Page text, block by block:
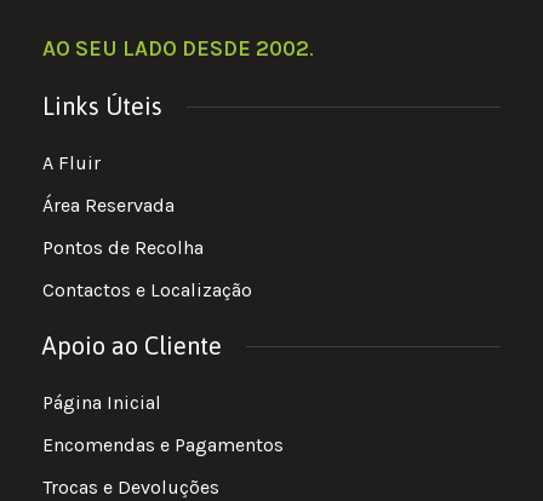
AO SEU LADO DESDE 2002.
Links Úteis
A Fluir
Área Reservada
Pontos de Recolha
Contactos e Localização
Apoio ao Cliente
Página Inicial
Encomendas e Pagamentos
Trocas e Devoluções